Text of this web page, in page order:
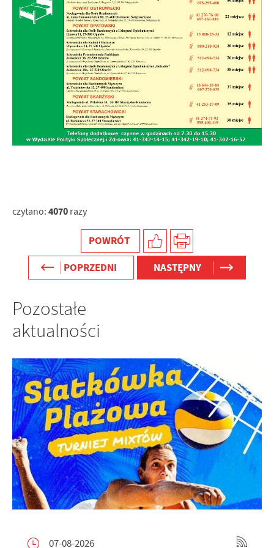
czytano: 4070 razy
POWRÓT
POPRZEDNI
NASTĘPNY
Pozostałe
aktualności
07-08-2026
internetowej. Treści promocyjne mogą pojawić się na
stronach podmiotów trzecich lub firm będących naszymi
partnerami oraz innych dostawców usług. Firmy te działają
w charakterze pośredników prezentujących nasze treści w
postaci wiadomości, ofert, komunikatów mediów
społecznościowych.